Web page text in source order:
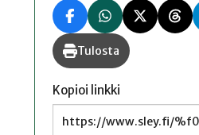
Tulosta
Kopioi linkki